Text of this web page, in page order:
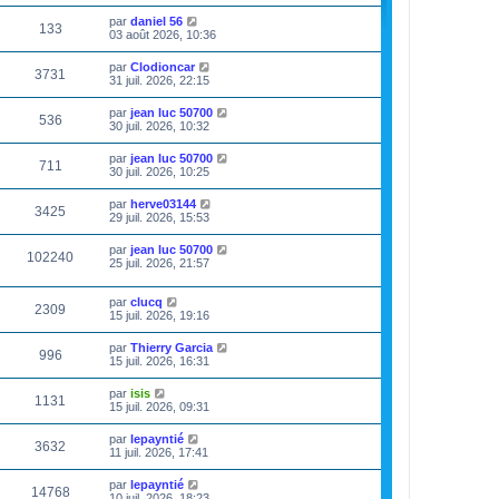
133 par daniel 56
03 août 2026, 10:36
3731 par Clodioncar
31 juil. 2026, 22:15
536 par jean luc 50700
30 juil. 2026, 10:32
711 par jean luc 50700
30 juil. 2026, 10:25
3425 par herve03144
29 juil. 2026, 15:53
102240 par jean luc 50700
25 juil. 2026, 21:57
2309 par clucq
15 juil. 2026, 19:16
996 par Thierry Garcia
15 juil. 2026, 16:31
1131 par isis
15 juil. 2026, 09:31
3632 par lepayntié
11 juil. 2026, 17:41
14768 par lepayntié